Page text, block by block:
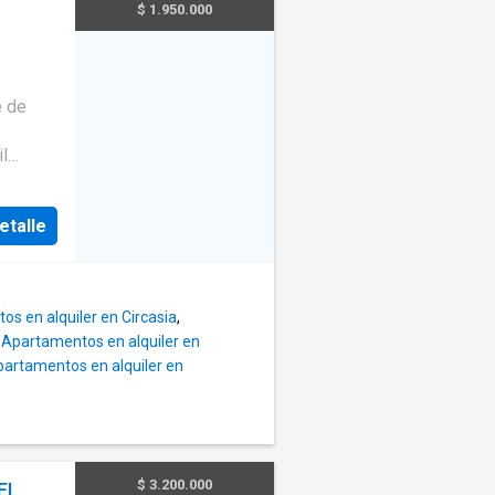
de
*
$ 1.950.000
en alquiler en Circasia,
Apartamentos en alquiler en
en alquiler en
$ 3.200.000